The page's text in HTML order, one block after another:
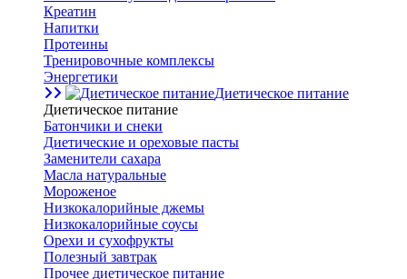
Креатин
Напитки
Протеины
Тренировочные комплексы
Энергетики
Диетическое питание
Диетическое питание
Батончики и снеки
Диетические и ореховые пасты
Заменители сахара
Масла натуральные
Мороженое
Низкокалорийные джемы
Низкокалорийные соусы
Орехи и сухофрукты
Полезный завтрак
Прочее диетическое питание